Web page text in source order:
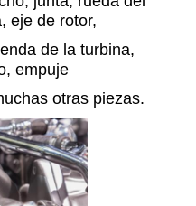
eje de rotor,
de la turbina,
empuje
otras piezas.